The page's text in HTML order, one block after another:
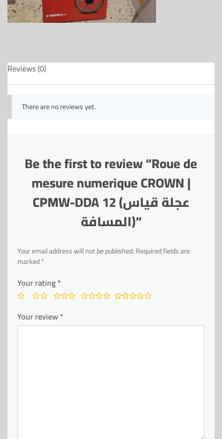
Reviews (0)
There are no reviews yet.
Be the first to review “Roue de
mesure numerique CROWN |
CPMW-DDA 12 (عجلة قياس
المسافة)”
Your email address will not be published.Required fields are
marked*
Your rating*
Your review*